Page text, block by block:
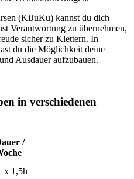
(KiJuKu) kannst du dich
Verantwortung zu übernehmen,
sicher zu Klettern. In
du die Möglichkeit deine
Ausdauer aufzubauen.
in verschiedenen
/
x 1,5h